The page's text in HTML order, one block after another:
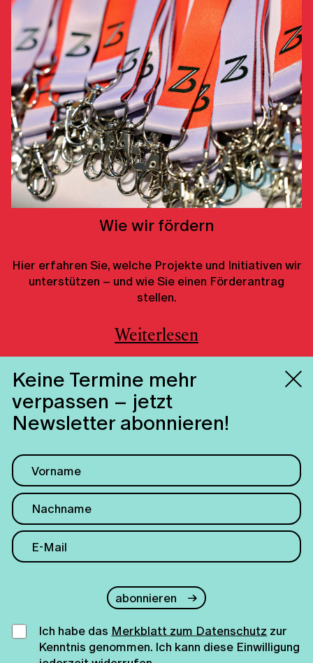
Wie wir fördern
Hier erfahren Sie, welche Projekte und Initiativen wir
unterstützen – und wie Sie einen Förderantrag
stellen.
Weiterlesen
Keine Termine mehr
verpassen – jetzt
Newsletter abonnieren!
abonnieren
Ich habe dasMerkblatt zum Datenschutz zur
Kenntnis genommen. Ich kann diese Einwilligung